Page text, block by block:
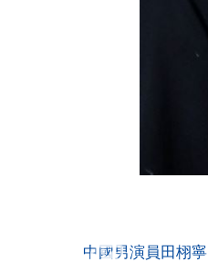
中國男演員田栩